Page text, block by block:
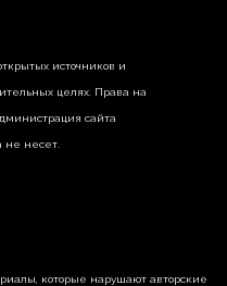
источников и
целях. Права на
сайта
не несет.
которые нарушают авторские